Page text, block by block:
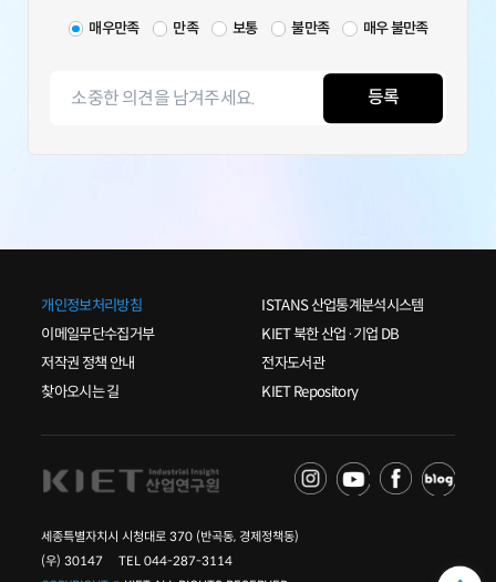
매우만족 만족 보통 불만족 매우 불만족
등록
개인정보처리방침
이메일무단수집거부
저작권 정책 안내
찾아오시는 길
ISTANS 산업통계분석시스템
KIET 북한 산업·기업 DB
전자도서관
KIET Repository
세종특별자치시 시청대로 370 (반곡동, 경제정책동)
(우) 30147 TEL 044-287-3114